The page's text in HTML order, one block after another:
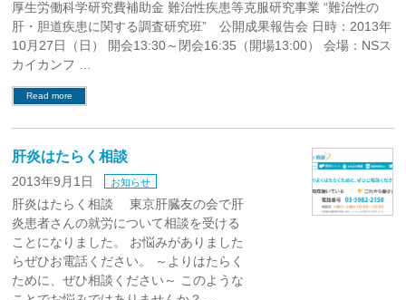
厚生労働科学研究費補助金 難治性疾患等克服研究事業 “難治性の
肝・胆道疾患に関する調査研究班” 公開成果報告会 日時：2013年
10月27日（日） 開会13:30～閉会16:35（開場13:00） 会場：NSス
カイカンフ …
Read more
肝炎はたらく相談
2013年9月1日 お知らせ
肝炎はたらく相談 東京肝臓友の会で肝
炎患者さんの就労について相談を受ける
ことになりました。 お悩みがありました
らぜひお電話ください。 ～よりはたらく
ために、ぜひ相談ください～ このような